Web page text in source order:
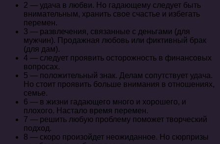
2 — удача в любви. Но гадающему следует быть
внимательным, хранить свое счастье и избегать
перемен.
3 — развлечения, связанные с деньгами (для
мужчин). Продажная любовь или фиктивный брак
(для дам).
4 — следует проявить осторожность в финансовых
вопросах.
5 — положительный знак. Делам сопутствует удача.
Но стоит проявить больше внимания в отношениях,
семье.
6 — в жизни гадающего много и хорошего, и
плохого. Настало время перемен.
7 — решить любую проблему поможет творческий
подход.
8 — скоро произойдет неожиданное. Но сюрпризы